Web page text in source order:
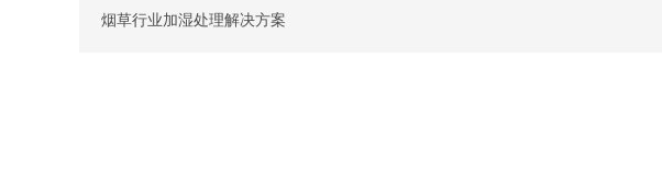
烟草行业加湿处理解决方案